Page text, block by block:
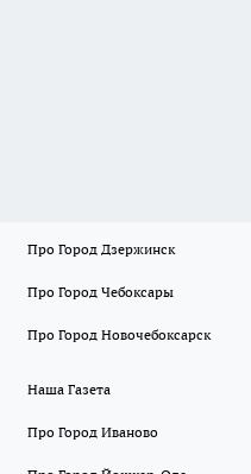
Про Город Дзержинск
Про Город Чебоксары
Про Город Новочебоксарск
Наша Газета
Про Город Иваново